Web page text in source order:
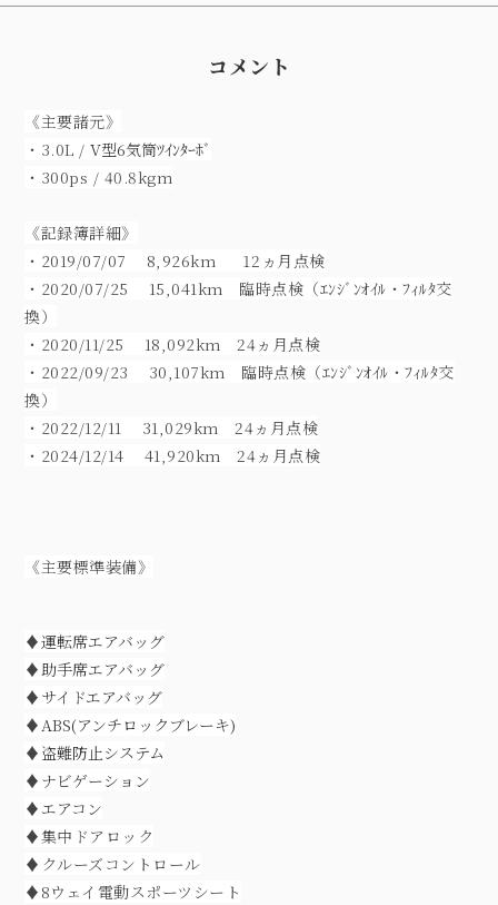
コメント
《主要諸元》
・3.0L /V型6気筒ﾂｲﾝﾀｰﾎﾞ
・300ps / 40.8kgm
《記録簿詳細》
・2019/07/07 8,926km 12ヵ月点検
・2020/07/25 15,041km 臨時点検（ｴﾝｼﾞﾝｵｲﾙ・ﾌｨﾙﾀ交
換）
・2020/11/25 18,092km 24ヵ月点検
・2022/09/23 30,107km 臨時点検（ｴﾝｼﾞﾝｵｲﾙ・ﾌｨﾙﾀ交
換）
・2022/12/11 31,029km 24ヵ月点検
・2024/12/14 41,920km 24ヵ月点検
《主要標準装備》
♦運転席エアバッグ
♦助手席エアバッグ
♦ サイドエアバッグ
♦ABS(アンチロックブレーキ)
♦ 盗難防止システム
♦ ナビゲーション
♦ エアコン
♦集中ドアロック
♦クルーズコントロール
♦8ウェイ電動スポーツシート